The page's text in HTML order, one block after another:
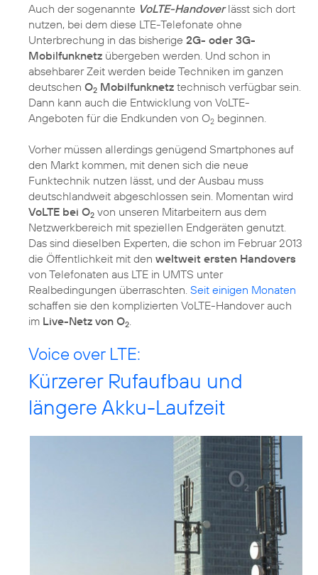
Auch der sogenannte VoLTE-Handoverlässt sich dort
nutzen, bei dem diese LTE-Telefonate ohne
Unterbrechung in das bisherige 2G- oder 3G-
Mobilfunknetz übergeben werden. Und schon in
absehbarer Zeit werden beide Techniken im ganzen
deutschen O2 Mobilfunknetz technisch verfügbar sein.
Dann kann auch die Entwicklung von VoLTE-
Angeboten für die Endkunden von O2 beginnen.
Vorher müssen allerdings genügend Smartphones auf
den Markt kommen, mit denen sich die neue
Funktechnik nutzen lässt, und der Ausbau muss
deutschlandweit abgeschlossen sein. Momentan wird
VoLTE bei O2 von unseren Mitarbeitern aus dem
Netzwerkbereich mit speziellen Endgeräten genutzt.
Das sind dieselben Experten, die schon im Februar 2013
die Öffentlichkeit mit den weltweit ersten Handovers
von Telefonaten aus LTE in UMTS unter
Realbedingungen überraschten. Seit einigen Monaten
schaffen sie den komplizierten VoLTE-Handover auch
im Live-Netz von O2
Voice over LTE:
Kürzerer Rufaufbau und
längere Akku-Laufzeit